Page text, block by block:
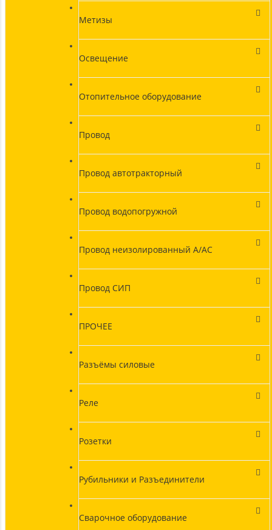
Метизы
Освещение
Отопительное оборудование
Провод
Провод автотракторный
Провод водопогружной
Провод неизолированный А/АС
Провод СИП
ПРОЧЕЕ
Разъёмы силовые
Реле
Розетки
Рубильники и Разъединители
Сварочное оборудование